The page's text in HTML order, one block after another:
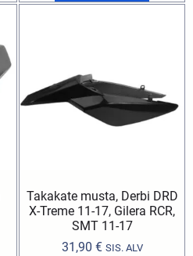
Takakate musta, Derbi DRD
X-Treme 11-17, Gilera RCR,
SMT 11-17
31,90 € SIS. ALV